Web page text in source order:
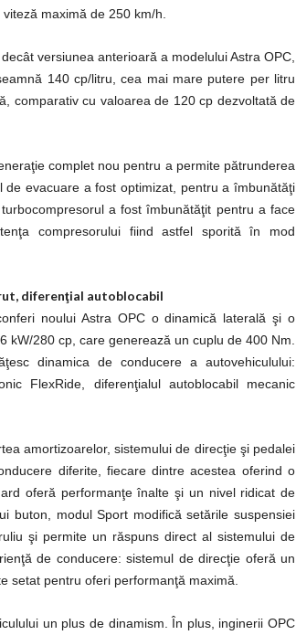
maximă de 250 km/h.
versiunea anterioară a modelului Astra OPC,
140 cp/litru, cea mai mare putere per litru
comparativ cu valoarea de 120 cp dezvoltată de
complet nou pentru a permite pătrunderea
evacuare a fost optimizat, pentru a îmbunătăţi
a fost îmbunătăţit pentru a face
compresorului fiind astfel sporită în mod
diferenţial autoblocabil
noului Astra OPC o dinamică laterală şi o
280 cp, care generează un cuplu de 400 Nm.
dinamica de conducere a autovehiculului:
FlexRide, diferenţialul autoblocabil mecanic
amortizoarelor, sistemului de direcţie şi pedalei
diferite, fiecare dintre acestea oferind o
oferă performanţe înalte şi un nivel ridicat de
buton, modul Sport modifică setările suspensiei
şi permite un răspuns direct al sistemului de
de conducere: sistemul de direcţie oferă un
setat pentru oferi performanţă maximă.
un plus de dinamism. În plus, inginerii OPC